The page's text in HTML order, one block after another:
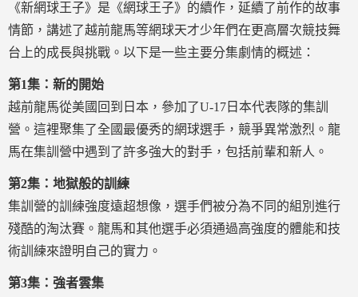
《新網球王子》是《網球王子》的續作，延續了前作的故事
情節，講述了越前龍馬等網球天才少年們在更高層次競技舞
台上的成長與挑戰。以下是一些主要分集劇情的概述：
第1集：新的開始
越前龍馬從美國回到日本，參加了U-17日本代表隊的集訓
營。這裡聚集了全國最優秀的網球選手，競爭異常激烈。龍
馬在集訓營中遇到了許多強大的對手，包括前輩和新人。
第2集：地獄般的訓練
集訓營的訓練強度遠超想像，選手們被分為不同的組別進行
殘酷的淘汰賽。龍馬和其他選手必須通過高強度的體能和技
術訓練來證明自己的實力。
第3集：強者雲集